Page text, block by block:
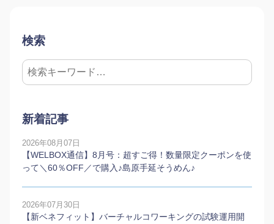
検索
新着記事
2026年08月07日
【WELBOX通信】8月号：超すご得！数量限定クーポンを使
って＼60％OFF／で購入♪島原手延そうめん♪
2026年07月30日
【新ベネフィット】バーチャルコワーキングの試験運用開